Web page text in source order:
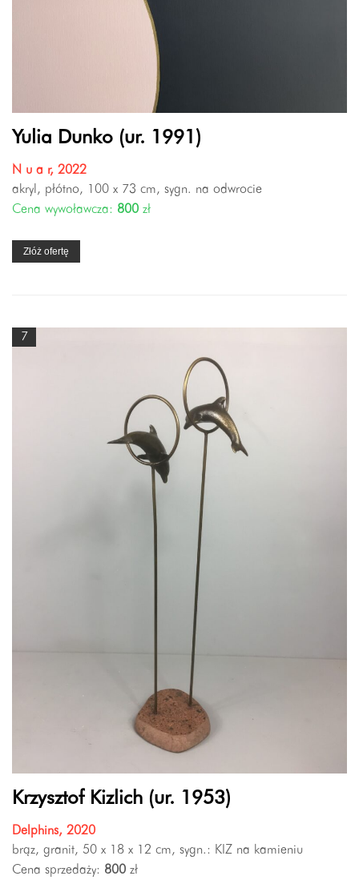
Yulia Dunko (ur. 1991)
N u a r, 2022
akryl, płótno, 100 x 73 cm, sygn. na odwrocie
Cena wywoławcza: 800 zł
Złóż ofertę
7
Krzysztof Kizlich (ur. 1953)
Delphins, 2020
brąz, granit, 50 x 18 x 12 cm, sygn.: KIZ na kamieniu
Cena sprzedaży: 800 zł